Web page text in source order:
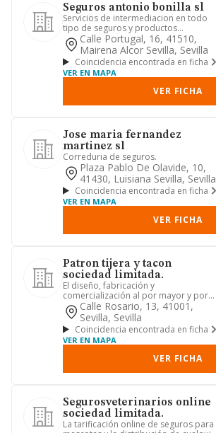
Seguros antonio bonilla sl
Servicios de intermediacion en todo
tipo de seguros y productos
financieros; servicios de intermedi...
Calle Portugal, 16, 41510,
Mairena Alcor Sevilla, Sevilla
Coincidencia encontrada en ficha
VER EN MAPA
VER FICHA
Jose maria fernandez
martinez sl
Correduria de seguros.
Plaza Pablo De Olavide, 10,
41430, Luisiana Sevilla, Sevilla
Coincidencia encontrada en ficha
VER EN MAPA
VER FICHA
Patron tijera y tacon
sociedad limitada.
El diseño, fabricación y
comercialización al por mayor y por
menor de todo tipo de ropas,
accesorio...
Calle Rosario, 13, 41001,
Sevilla, Sevilla
Coincidencia encontrada en ficha
VER EN MAPA
VER FICHA
Segurosveterinarios online
sociedad limitada.
La tarificación online de seguros para